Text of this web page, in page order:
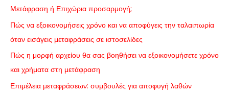
ή
τ
η
ι
Μετάφραση ή Επιχώρια προσαρμογή;
Πώς να εξοικονομήσεις χρόνο και να αποφύγεις την ταλαιπωρία
όταν εισάγεις μεταφράσεις σε ιστοσελίδες
Πώς η μορφή αρχείου θα σας βοηθήσει να εξοικονομήσετε χρόνο
και χρήματα στη μετάφραση
Επιμέλεια μεταφράσεων: συμβουλές για αποφυγή λαθών